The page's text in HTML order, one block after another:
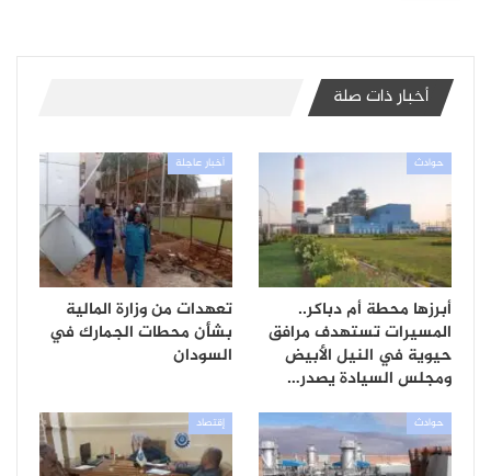
أخبار ذات صلة
حوادث
أبرزها محطة أم دباكر..
المسيرات تستهدف مرافق
حيوية في النيل الأبيض
ومجلس السيادة يصدر…
أخبار عاجلة
تعهدات من وزارة المالية
بشأن محطات الجمارك في
السودان
حوادث إقتصاد